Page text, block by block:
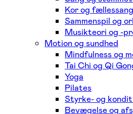
Kor og fællessang
Sammenspil og
Musikteori og -
Motion og sundhed
Mindfulness og
Tai Chi og Qi
Yoga
Pilates
Styrke- og
Bevægelse og